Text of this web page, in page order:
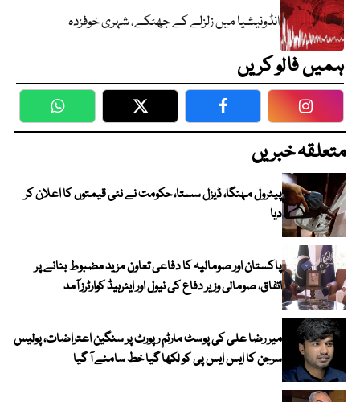
انڈونیشیا میں زلزلے کے جھٹکے، شہری خوفزدہ
ہمیں فالو کریں
WhatsApp Twitter Facebook
متعلقہ خبریں
پیٹرول مہنگا، ڈیزل سستا، حکومت نے نئی قیمتوں کا اعلان کر
دیا
پاکستان اور صومالیہ کا دفاعی تعاون مزید مضبوط بنانے پر
اتفاق، صومالی وزیر دفاع کی نیول اور ایئرہیڈ کوارٹرز آمد
میر رضا علی کی پوسٹ مارٹم رپورٹ پر سنگین اعتراضات، پولیس
سرجن کا ایس ایس پی کو لکھا گیا خط سامنے آ گیا